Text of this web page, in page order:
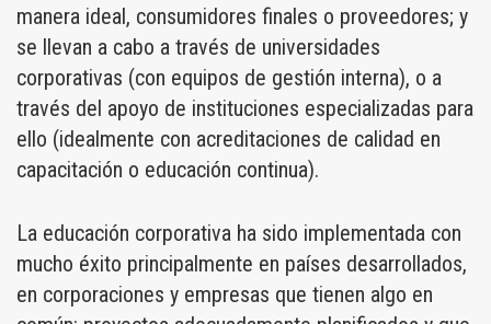
manera ideal, consumidores finales o proveedores; y
se llevan a cabo a través de universidades
corporativas (con equipos de gestión interna), o a
través del apoyo de instituciones especializadas para
ello (idealmente con acreditaciones de calidad en
capacitación o educación continua).
La educación corporativa ha sido implementada con
mucho éxito principalmente en países desarrollados,
en corporaciones y empresas que tienen algo en